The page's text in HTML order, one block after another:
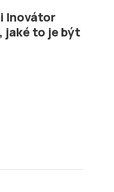
Inovátor
jaké to je být